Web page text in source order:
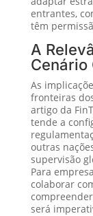
entrantes,
têm
A
Cenário
As
fronteiras
artigo da
tende a
outras
supervisão
Para
colaborar
será